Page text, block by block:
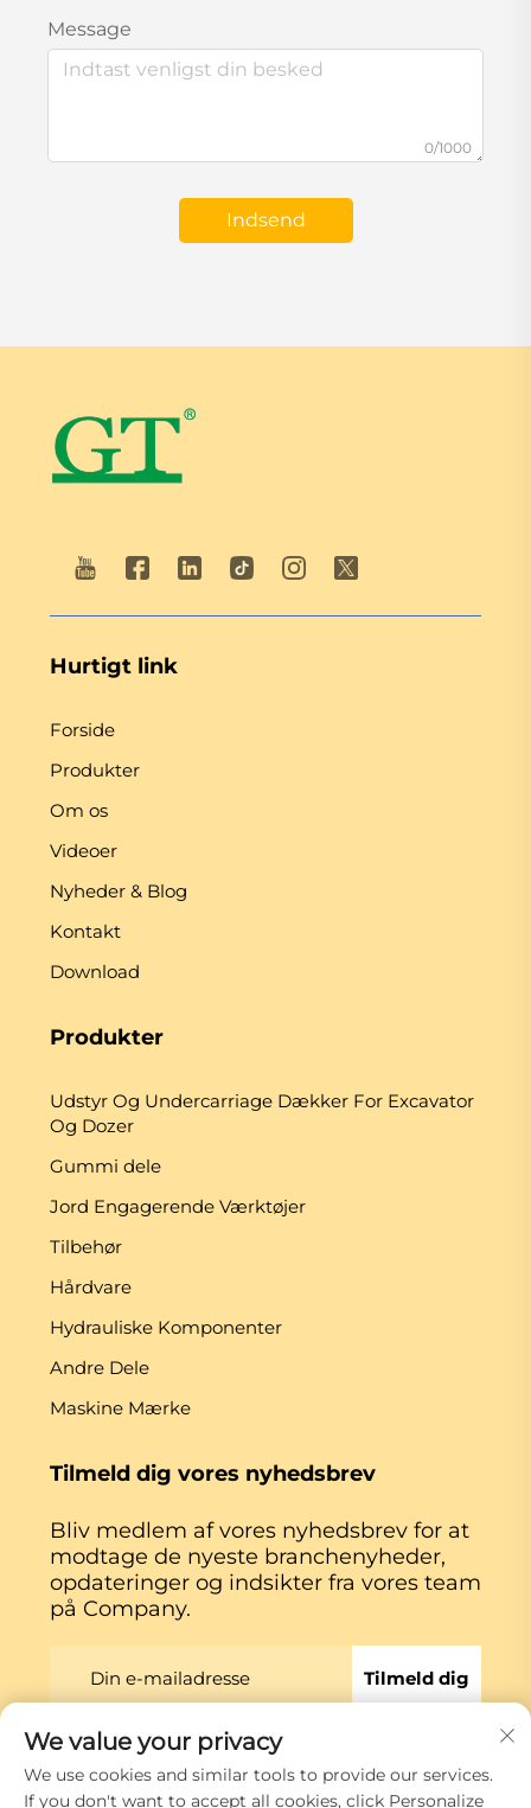
Message
0/1000
Indsend
Hurtigt link
Forside
Produkter
Om os
Videoer
Nyheder & Blog
Kontakt
Download
Produkter
Udstyr Og Undercarriage Dækker For Excavator
Og Dozer
Gummi dele
Jord Engagerende Værktøjer
Tilbehør
Hårdvare
Hydrauliske Komponenter
Andre Dele
Maskine Mærke
Tilmeld dig vores nyhedsbrev
Bliv medlem af vores nyhedsbrev for at
modtage de nyeste branchenyheder,
opdateringer og indsikter fra vores team
på Company.
Tilmeld dig
Copyright © Xiamen Globe Machine Co.,ltd.
Privatlivspolitik
We value your privacy
We use cookies and similar tools to provide our services.
If you don't want to accept all cookies, click Personalize